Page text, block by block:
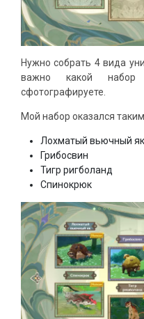
Нужно собрать 4 вида
важно какой набор
сфотографируете.
Мой набор оказался
Лохматый вьючный як
Грибосвин
Тигр ригболанд
Спинокрюк